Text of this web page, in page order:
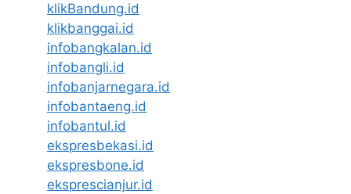
klikBandung.id
klikbanggai.id
infobangkalan.id
infobangli.id
infobanjarnegara.id
infobantaeng.id
infobantul.id
ekspresbekasi.id
ekspresbone.id
eksprescianjur.id